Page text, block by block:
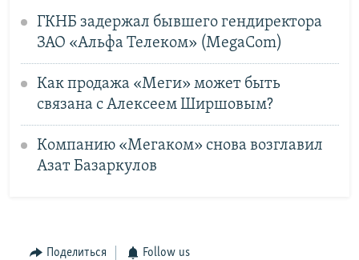
ГКНБ задержал бывшего гендиректора
ЗАО «Альфа Телеком» (MegaCom)
Как продажа «Меги» может быть
связана с Алексеем Ширшовым?
Компанию «Мегаком» снова возглавил
Азат Базаркулов
Поделиться Follow us